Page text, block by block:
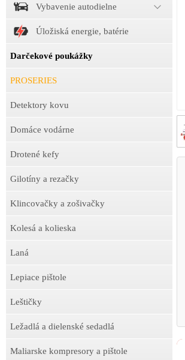
Vybavenie autodielne
Úložiská energie, batérie
Darčekové poukážky
PROSERIES
Detektory kovu
Domáce vodárne
Drotené kefy
Gilotíny a rezačky
Klincovačky a zošivačky
Kolesá a kolieska
Laná
Lepiace pištole
Leštičky
Ležadlá a dielenské sedadlá
Maliarske kompresory a pištole